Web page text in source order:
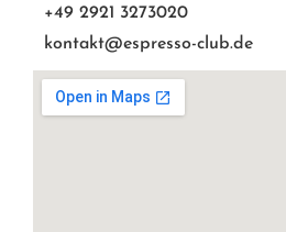
+49 2921 3273020
kontakt@espresso-club.de